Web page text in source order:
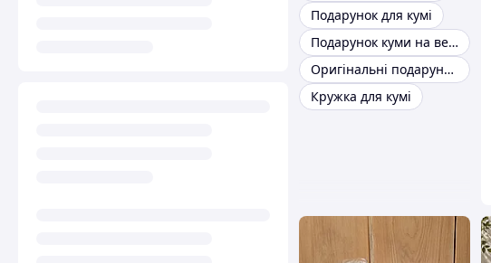
Подарунок для кумі
Подарунок куми на вечерю
Оригінальні подарунки кумам
Кружка для кумі